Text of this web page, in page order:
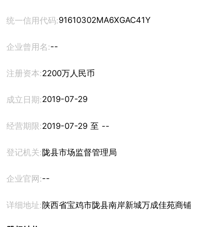
统一信用代码:91610302MA6XGAC41Y
企业曾用名:--
注册资本:2200万人民币
成立日期:2019-07-29
经营期限: 2019-07-29 至 --
登记机关: 陇县市场监督管理局
企业官网:--
详细地址: 陕西省宝鸡市陇县南岸新城万成佳苑商铺8幢南